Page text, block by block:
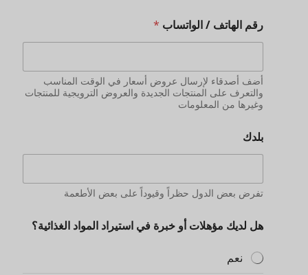
رقم الهاتف / الواتساب *
أضف أصدقاء لإرسال عروض أسعار في الوقت المناسب
والتعرف على المنتجات الجديدة والعروض الترويجية للمنتجات
وغيرها من المعلومات
بلدك
تفرض بعض الدول حظراً وقيوداً على بعض الأطعمة
هل لديك مؤهلات أو خبرة في استيراد المواد الغذائية؟
نعم